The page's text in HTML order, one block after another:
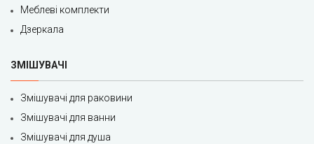
Меблеві комплекти
Дзеркала
ЗМІШУВАЧІ
Змішувачі для раковини
Змішувачі для ванни
Змішувачі для душа